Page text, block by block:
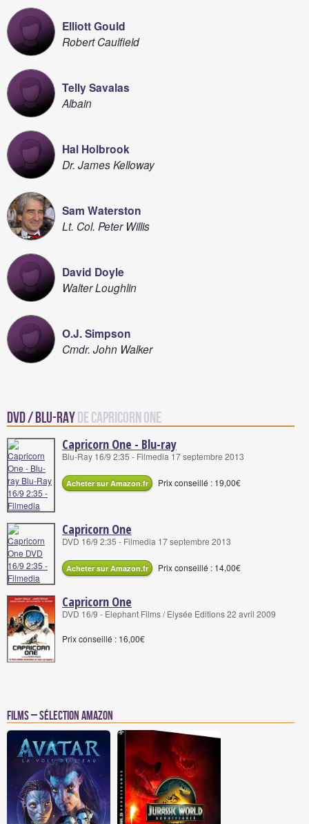
Elliott Gould
Robert Caulfield
Telly Savalas
Albain
Hal Holbrook
Dr. James Kelloway
Sam Waterston
Lt. Col. Peter Willis
David Doyle
Walter Loughlin
O.J. Simpson
Cmdr. John Walker
DVD / Blu-Rayde Capricorn One
Capricorn One - Blu-ray
Blu-Ray 16/9 2:35 - Filmedia 17 septembre 2013
Acheter sur Amazon.fr Prix conseillé : 19,00€
Capricorn One
DVD 16/9 2:35 - Filmedia 17 septembre 2013
Acheter sur Amazon.fr Prix conseillé : 14,00€
Capricorn One
DVD 16/9 - Elephant Films / Elysée Editions 22 avril 2009
Prix conseillé : 16,00€
Films – Sélection Amazon